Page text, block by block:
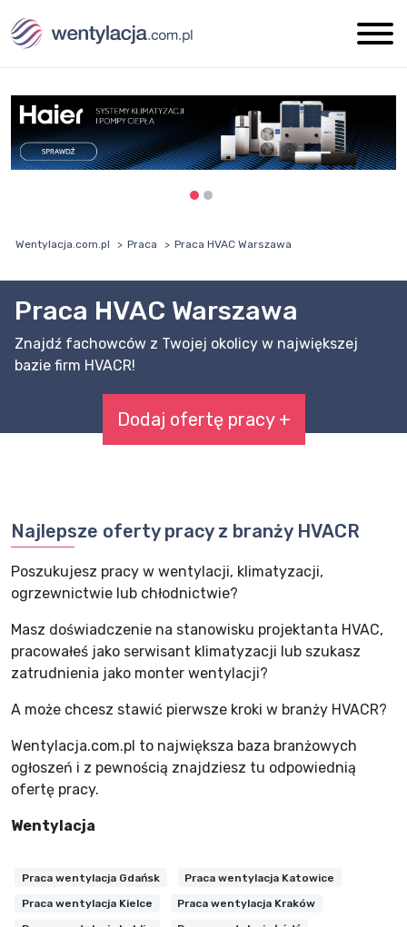
Wentylacja.com.pl Praca Praca HVAC Warszawa
Praca HVAC Warszawa
Znajdź fachowców z Twojej okolicy w największej
bazie firm HVACR!
Dodaj ofertę pracy +
Najlepsze oferty pracy z branży HVACR
Poszukujesz pracy w wentylacji, klimatyzacji,
ogrzewnictwie lub chłodnictwie?
Masz doświadczenie na stanowisku projektanta HVAC,
pracowałeś jako serwisant klimatyzacji lub szukasz
zatrudnienia jako monter wentylacji?
A może chcesz stawić pierwsze kroki w branży HVACR?
Wentylacja.com.pl to największa baza branżowych
ogłoszeń i z pewnością znajdziesz tu odpowiednią
ofertę pracy.
Wentylacja
Praca wentylacja Gdańsk Praca wentylacja Katowice
Praca wentylacja Kielce Praca wentylacja Kraków